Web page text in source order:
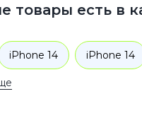
товары есть в
iPhone 14 iPhone 14